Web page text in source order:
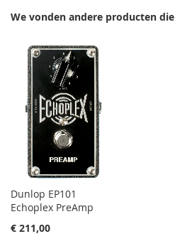
We vonden andere producten
Dunlop EP101
Echoplex PreAmp
€ 211,00